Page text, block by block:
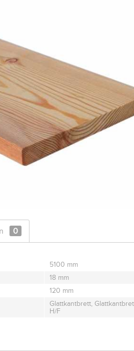
0
5100 mm
18 mm
120 mm
Glattkantbrett,
H/F